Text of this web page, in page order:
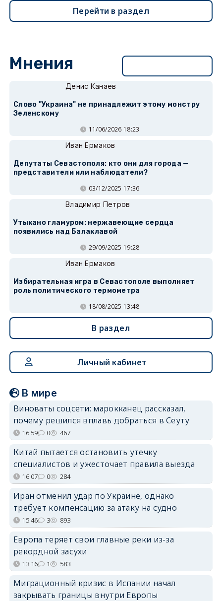
Перейти в раздел
Мнения
Денис Канаев
Слово "Украина" не принадлежит этому монстру
Зеленскому
11/06/2026 18:23
Иван Ермаков
Депутаты Севастополя: кто они для города —
представители или наблюдатели?
03/12/2025 17:36
Владимир Петров
Утыкано гламуром: нержавеющие сердца
появились над Балаклавой
29/09/2025 19:28
Иван Ермаков
Избирательная игра в Севастополе выполняет
роль политического термометра
18/08/2025 13:48
В раздел
Личный кабинет
В мире
Виноваты соцсети: марокканец рассказал,
почему решился вплавь добраться в Сеуту
16:59 0 467
Китай пытается остановить утечку
специалистов и ужесточает правила выезда
16:07 0 284
Иран отменил удар по Украине, однако
требует компенсацию за атаку на судно
15:46 3 893
Европа теряет свои главные реки из-за
рекордной засухи
13:16 1 583
Миграционный кризис в Испании начал
закрывать границы внутри Европы